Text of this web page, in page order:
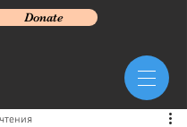
Donate